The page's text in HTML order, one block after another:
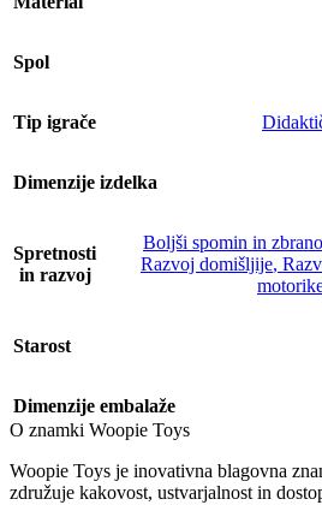
Spol
Tip igrače
Dimenzije izdelka
Spretnosti
in razvoj
Boljši spomin in
Razvoj domišljije,
Starost
Dimenzije embalaže
O znamki Woopie Toys
Woopie Toys je inovativna blagovna
združuje kakovost, ustvarjalnost in